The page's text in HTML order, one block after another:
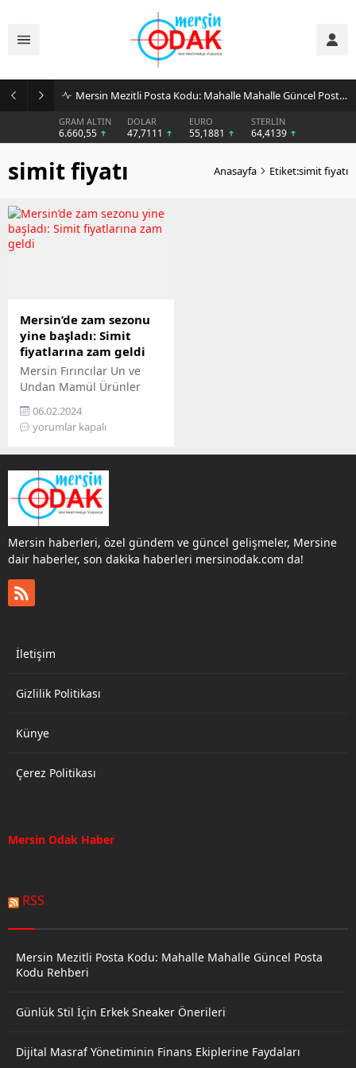
Mersin Mezitli Posta Kodu: Mahalle Mahalle Güncel Posta Kodu Rehberi
GRAM ALTIN
6.660,55
DOLAR
47,7111
EURO
55,1881
STERLİN
64,4139
simit fiyatı Anasayfa Etiket:simit fiyatı
Mersin’de zam sezonu
yine başladı: Simit
fiyatlarına zam geldi
Mersin Fırıncılar Un ve
Undan Mamül Ürünler
ve Sanatkarları Odası ve
Mersin Esnaf ve
90 gram simit fiyatı 10 TL
olarak belirlendi
06.02.2024
yorumlar kapalı
Mersin haberleri, özel gündem ve güncel gelişmeler, Mersine
dair haberler, son dakika haberleri mersinodak.com da!
İletişim
Gizlilik Politikası
Künye
Çerez Politikası
Mersin Odak Haber
RSS
Mersin Mezitli Posta Kodu: Mahalle Mahalle Güncel Posta
Kodu Rehberi
Günlük Stil İçin Erkek Sneaker Önerileri
Dijital Masraf Yönetiminin Finans Ekiplerine Faydaları